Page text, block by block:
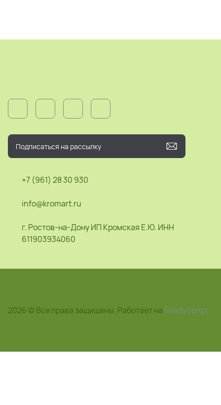
+7 (961) 28 30 930
info@kromart.ru
г. Ростов-на-Дону ИП Кромская Е.Ю. ИНН
611903934060
2026 © Все права защищены. Работает на ReadyScript